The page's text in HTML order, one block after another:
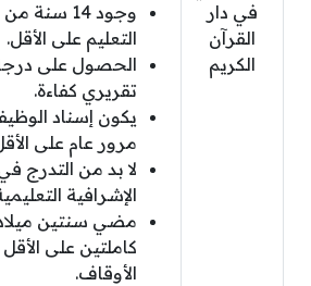
في دار
القرآن
الكريم
وجود 14
التعليم على الأقل.
الحصول على
تقريري كفاءة.
يكون إسناد
مرور عام على
لا بد من التدرج
الإشرافية
مضي سنتين
كاملتين على
الأوقاف.